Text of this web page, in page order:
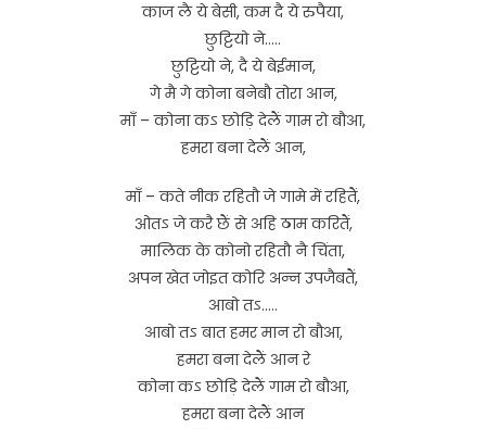
काज लै ये बेसी, कम दै ये रुपैया,
छुट्टियो ने…..
छुट्टियो ने, दै ये बेईमान,
गे मै गे कोना बनेबौ तोरा आन,
माँ – कोना कऽ छोड़ि देलैं गाम रो बौआ,
हमरा बना देलैं आन,
माँ – कते नीक रहितौ जे गामे में रहितैं,
ओतऽ जे करै छैं से अहि ठाम करितैं,
मालिक के कोनो रहितौ नै चिंता,
अपन खेत जोइत कोरि अन्न उपजैबतैं,
आबो तऽ…..
आबो तऽ बात हमर मान रो बौआ,
हमरा बना देलैं आन रे
कोना कऽ छोड़ि देलैं गाम रो बौआ,
हमरा बना देलैं आन